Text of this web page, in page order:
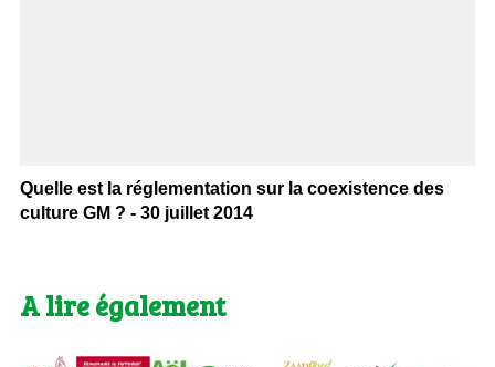
Quelle est la réglementation sur la coexistence des
culture GM ? - 30 juillet 2014
A lire également